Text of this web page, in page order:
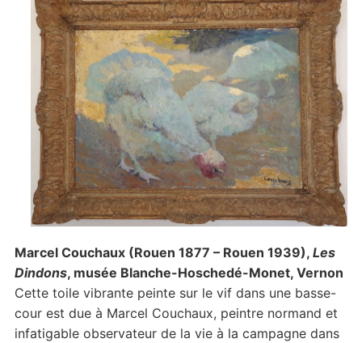
Marcel Couchaux (Rouen 1877 – Rouen 1939), Les
Dindons, musée Blanche-Hoschedé-Monet, Vernon
Cette toile vibrante peinte sur le vif dans une basse-
cour est due à Marcel Couchaux, peintre normand et
infatigable observateur de la vie à la campagne dans